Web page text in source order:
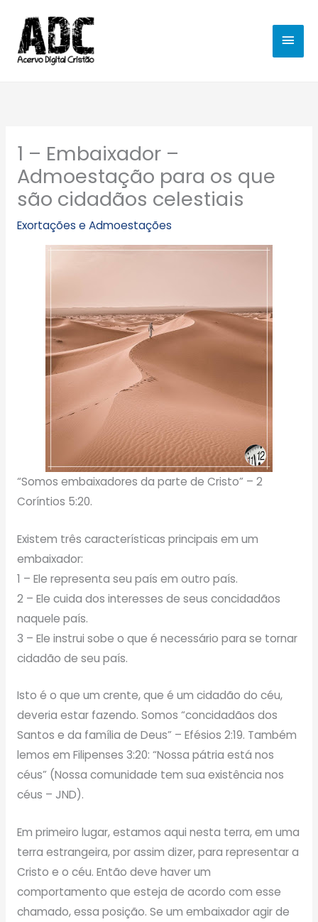
para
conteúdo
1 – Embaixador –
Admoestação para os que
são cidadãos celestiais
Exortações e Admoestações
“Somos embaixadores da parte de Cristo” – 2
Coríntios 5:20.
Existem três características principais em um
embaixador:
1 – Ele representa seu país em outro país.
2 – Ele cuida dos interesses de seus concidadãos
naquele país.
3 – Ele instrui sobe o que é necessário para se tornar
cidadão de seu país.
Isto é o que um crente, que é um cidadão do céu,
deveria estar fazendo. Somos “concidadãos dos
Santos e da família de Deus” – Efésios 2:19. Também
lemos em Filipenses 3:20: “Nossa pátria está nos
céus” (Nossa comunidade tem sua existência nos
céus – JND).
Em primeiro lugar, estamos aqui nesta terra, em uma
terra estrangeira, por assim dizer, para representar a
Cristo e o céu. Então deve haver um
comportamento que esteja de acordo com esse
chamado, essa posição. Se um embaixador agir de